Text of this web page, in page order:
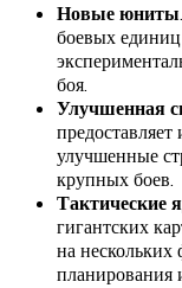
Новые юниты
боевых
боя.
Улучшенная
улучшенные
крупных боев.
Тактические
гигантских
на нескольких
планирования